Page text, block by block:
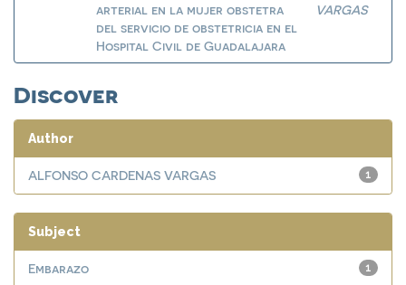
arterial en la mujer obstetra
del servicio de obstetricia en el
Hospital Civil de Guadalajara
VARGAS
Discover
Author
1
ALFONSO CARDENAS VARGAS
Subject
1
Embarazo